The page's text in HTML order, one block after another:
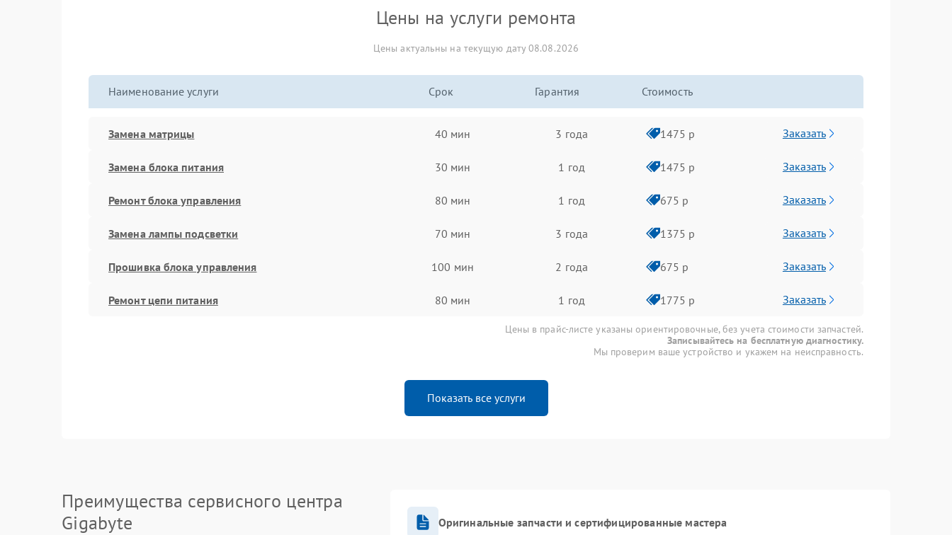
Цены на услуги ремонта
Цены актуальны на текущую дату 08.08.2026
Наименование услуги Срок Гарантия Стоимость
Замена матрицы 40 мин 3 года 1475 р Заказать
Замена блока питания 30 мин 1 год 1475 р Заказать
Ремонт блока управления 80 мин 1 год 675 р Заказать
Замена лампы подсветки 70 мин 3 года 1375 р Заказать
Прошивка блока управления 100 мин 2 года 675 р Заказать
Ремонт цепи питания 80 мин 1 год 1775 р Заказать
Цены в прайс-листе указаны ориентировочные, без учета стоимости запчастей.
Записывайтесь на бесплатную диагностику.
Мы проверим ваше устройство и укажем на неисправность.
Показать все услуги
Преимущества сервисного центра
Gigabyte
Оригинальные запчасти и сертифицированные мастера